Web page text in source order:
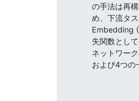
の手法は再
め、下流タ
Embedding
失関数とし
ネットワー
および4つの